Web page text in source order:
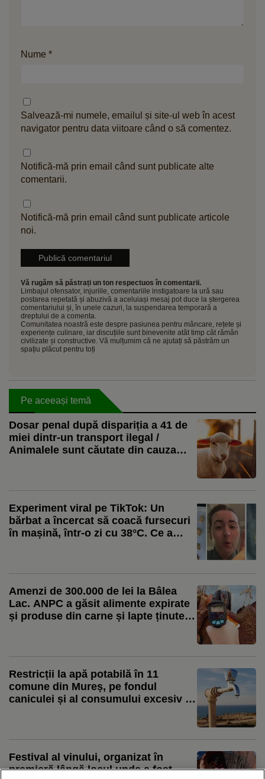
Nume *
Salvează-mi numele, emailul și site-ul web în acest
navigator pentru data viitoare când o să comentez.
Notifică-mă prin email când sunt publicate alte
comentarii.
Notifică-mă prin email când sunt publicate articole
noi.
Vă rugăm să păstrați un ton respectuos în comentarii.
Limbajul ofensator, injuriile, comentariile instigatoare la ură sau
postarea repetată și abuzivă a aceluiași mesaj pot duce la ștergerea
comentariului și, în unele cazuri, la suspendarea temporară a
dreptului de a comenta.
Comunitatea noastră este despre pasiunea pentru mâncare, rețete și
experiențe culinare, iar discuțiile sunt binevenite atât timp cât rămân
civilizate și constructive. Vă mulțumim că ne ajutați să păstrăm un
spațiu plăcut pentru toți
Pe aceeași temă
Dosar penal după dispariția a 41 de
miei dintr-un transport ilegal /
Animalele sunt căutate din cauza
Experiment viral pe TikTok: Un
bărbat a încercat să coacă fursecuri
în mașină, într-o zi cu 38°C. Ce a
Amenzi de 300.000 de lei la Bâlea
Lac. ANPC a găsit alimente expirate
și produse din carne și lapte ținute la
Restricții la apă potabilă în 11
comune din Mureș, pe fondul
caniculei și al consumului excesiv /
Festival al vinului, organizat în
premieră lângă locul unde a fost